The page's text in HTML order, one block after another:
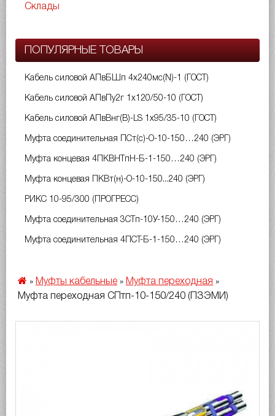
Склады
ПОПУЛЯРНЫЕ ТОВАРЫ
Кабель силовой АПвБШп 4х240мс(N)-1 (ГОСТ)
Кабель силовой АПвПу2г 1х120/50-10 (ГОСТ)
Кабель силовой АПвВнг(B)-LS 1х95/35-10 (ГОСТ)
Муфта соединительная ПСт(с)-О-10-150…240 (ЭРГ)
Муфта концевая 4ПКВНТпН-Б-1-150…240 (ЭРГ)
Муфта концевая ПКВт(н)-О-10-150...240 (ЭРГ)
РИКС 10-95/300 (ПРОГРЕСС)
Муфта соединительная 3СТп-10У-150…240 (ЭРГ)
Муфта соединительная 4ПСТ-Б-1-150…240 (ЭРГ)
» Муфты кабельные » Муфта переходная »
Муфта переходная СПтп-10-150/240 (ПЗЭМИ)